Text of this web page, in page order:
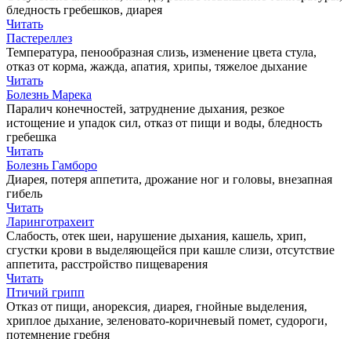
бледность гребешков, диарея
Читать
Пастереллез
Температура, пенообразная слизь, изменение цвета стула,
отказ от корма, жажда, апатия, хрипы, тяжелое дыхание
Читать
Болезнь Марека
Паралич конечностей, затруднение дыхания, резкое
истощение и упадок сил, отказ от пищи и воды, бледность
гребешка
Читать
Болезнь Гамборо
Диарея, потеря аппетита, дрожание ног и головы, внезапная
гибель
Читать
Ларинготрахеит
Слабость, отек шеи, нарушение дыхания, кашель, хрип,
сгустки крови в выделяющейся при кашле слизи, отсутствие
аппетита, расстройство пищеварения
Читать
Птичий грипп
Отказ от пищи, анорексия, диарея, гнойные выделения,
хриплое дыхание, зеленовато-коричневый помет, судороги,
потемнение гребня